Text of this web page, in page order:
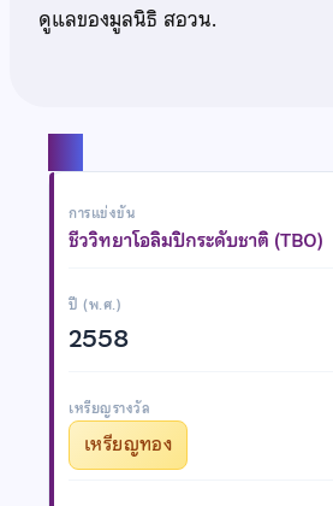
ดูแลของมูลนิธิ สอวน.
การแข่งขัน
ชีววิทยาโอลิมปิกระดับชาติ (TBO)
ปี (พ.ศ.)
2558
เหรียญรางวัล
เหรียญทอง